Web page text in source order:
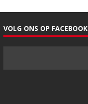
VOLG ONS OP FACEBOOK